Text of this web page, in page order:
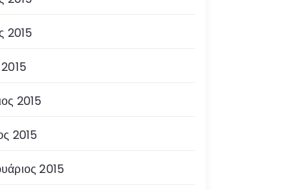
2015
2015
2015
2015